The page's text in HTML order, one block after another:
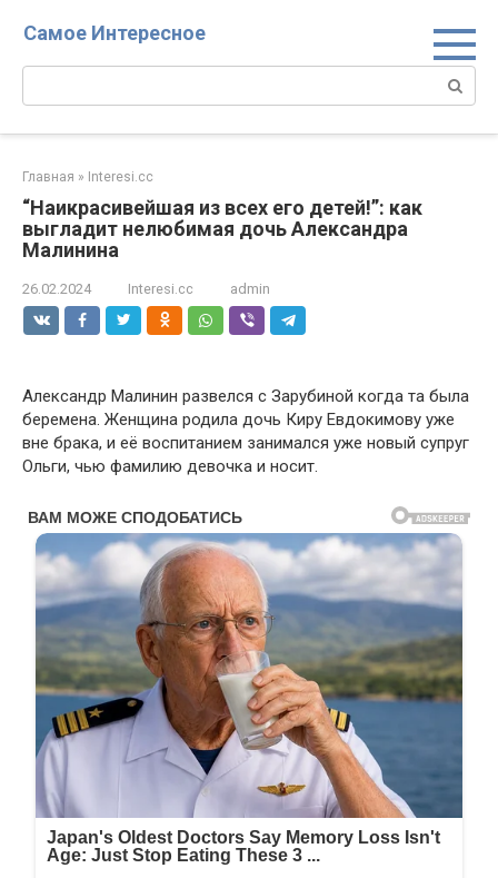
Самое Интересное
Поиск:
Главная » Interesi.cc
“Наикрасивейшая из всех его детей!”: как
выгладит нелюбимая дочь Александра
Малинина
26.02.2024 Interesi.cc admin
Александр Малинин развелся с Зарубиной когда та была
беремена. Женщина родила дочь Киру Евдокимову уже
вне брака, и её воспитанием занимался уже новый супруг
Ольги, чью фамилию девочка и носит.